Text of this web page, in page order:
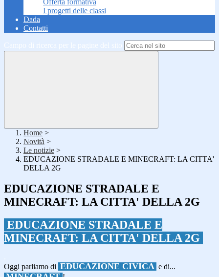
Offerta formativa
I progetti delle classi
Dada
Contatti
Campo di ricerca per le pagine del sito
Home >
Novità >
Le notizie >
EDUCAZIONE STRADALE E MINECRAFT: LA CITTA'
DELLA 2G
EDUCAZIONE STRADALE E
MINECRAFT: LA CITTA' DELLA 2G
EDUCAZIONE STRADALE E
MINECRAFT: LA CITTA' DELLA 2G
Oggi parliamo di EDUCAZIONE CIVICA e di...